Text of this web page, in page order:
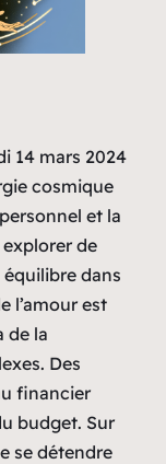
14 mars 2024
cosmique
et la
de
dans
l’amour est
de la
Des
financier
budget. Sur
se détendre